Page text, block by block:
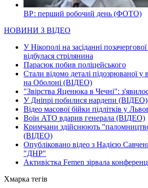
ВР: перший робочий день (ФОТО)
НОВИНИ З ВІДЕО
У Нікополі на засіданні позачергової
відбулася стрілянина
Парасюк побив поліцейського
Стали відомо деталі підозрюваної у
на Оболоні (ВІДЕО)
"Звірства Яценюка в Чечні":
У Дніпрі побилися нардепи (ВІДЕО)
Відео масової бійки підлітків у
Воїн АТО вдарив генерала (ВІДЕО)
Кримчани здійснюють
(ВІДЕО)
Опубліковано відео з Надією
"ДНР"
Активістка Femen зірвала
Хмарка тегів